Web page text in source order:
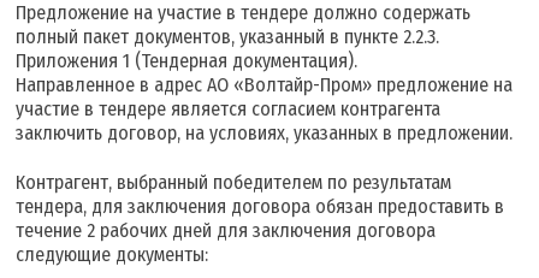
Предложение на участие в тендере должно содержать
полный пакет документов, указанный в пункте 2.2.3.
Приложения 1 (Тендерная документация).
Направленное в адрес АО «Волтайр-Пром» предложение на
участие в тендере является согласием контрагента
заключить договор, на условиях, указанных в предложении.
Контрагент, выбранный победителем по результатам
тендера, для заключения договора обязан предоставить в
течение 2 рабочих дней для заключения договора
следующие документы: